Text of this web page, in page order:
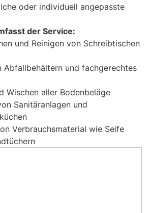
oder individuell angepasste
der Service:
und Reinigen von Schreibtischen
Abfallbehältern und fachgerechtes
Wischen aller Bodenbeläge
Sanitäranlagen und
Verbrauchsmaterial wie Seife